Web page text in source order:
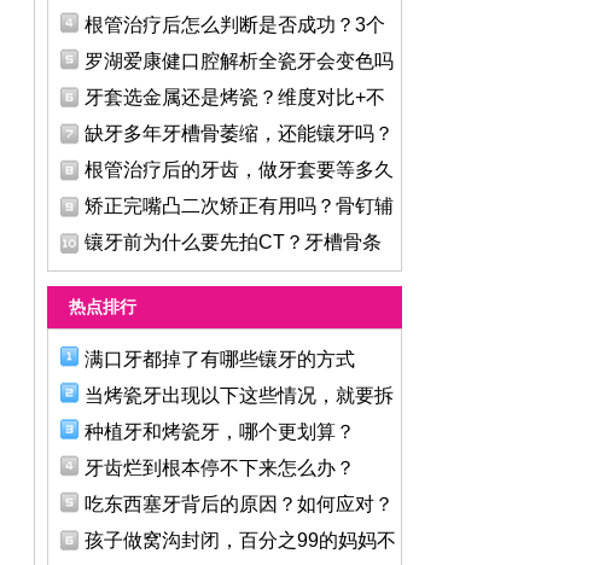
根管治疗后怎么判断是否成功？3个
罗湖爱康健口腔解析全瓷牙会变色吗
牙套选金属还是烤瓷？维度对比+不
缺牙多年牙槽骨萎缩，还能镶牙吗？
根管治疗后的牙齿，做牙套要等多久
矫正完嘴凸二次矫正有用吗？骨钉辅
镶牙前为什么要先拍CT？牙槽骨条
件
热点排行
满口牙都掉了有哪些镶牙的方式
当烤瓷牙出现以下这些情况，就要拆
种植牙和烤瓷牙，哪个更划算？
牙齿烂到根本停不下来怎么办？
吃东西塞牙背后的原因？如何应对？
孩子做窝沟封闭，百分之99的妈妈不